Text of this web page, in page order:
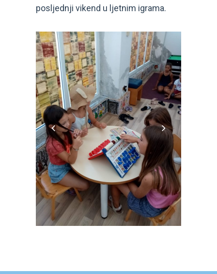
posljednji vikend u ljetnim igrama.